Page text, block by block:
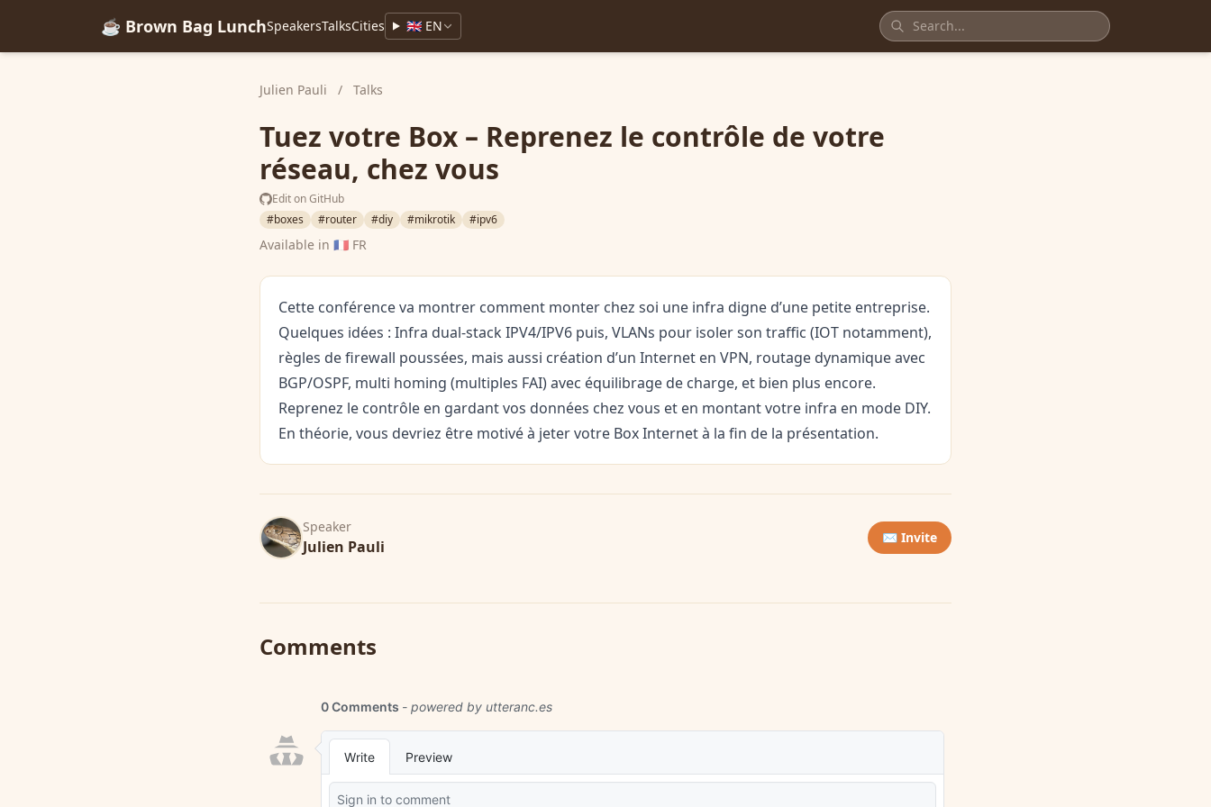
☕ Brown Bag LunchSpeakersTalksCities 🇬🇧 EN
Julien Pauli / Talks
Tuez votre Box – Reprenez le contrôle de votre
réseau, chez vous
Edit on GitHub
#boxes
#router #diy #mikrotik #ipv6
Available in 🇫🇷 FR
Cette conférence va montrer comment monter chez soi une infra digne d’une petite entreprise.
Quelques idées : Infra dual-stack IPV4/IPV6 puis, VLANs pour isoler son traffic (IOT notamment),
règles de firewall poussées, mais aussi création d’un Internet en VPN, routage dynamique avec
BGP/OSPF, multi homing (multiples FAI) avec équilibrage de charge, et bien plus encore.
Reprenez le contrôle en gardant vos données chez vous et en montant votre infra en mode DIY.
En théorie, vous devriez être motivé à jeter votre Box Internet à la fin de la présentation.
Speaker
Julien Pauli ✉️ Invite
Comments